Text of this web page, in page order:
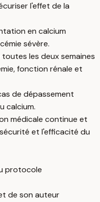
l'effet de la
en calcium
sévère.
les deux semaines
fonction rénale et
de dépassement
calcium.
médicale continue et
et l'efficacité du
protocole
de son auteur